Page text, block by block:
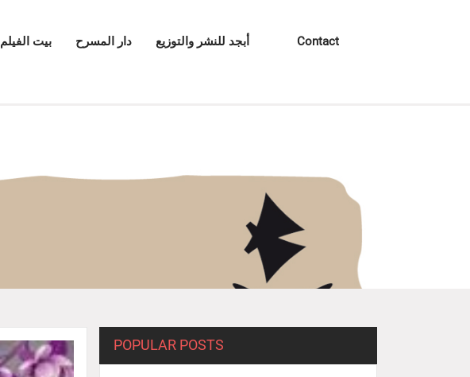
بيت الفيلم دار المسرح أبجد للنشر والتوزيع Contact
POPULAR POSTS